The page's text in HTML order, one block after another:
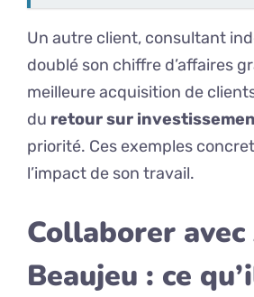
Un autre client, consultant
doublé son chiffre d’affaires
meilleure acquisition de
du retour sur
priorité. Ces exemples
l’impact de son travail.
Collaborer
Beaujeu : ce